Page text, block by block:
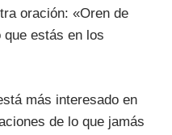
oración: «Oren de
que estás en los
más interesado en
de lo que jamás